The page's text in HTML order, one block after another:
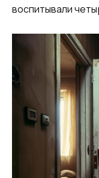
воспитывали